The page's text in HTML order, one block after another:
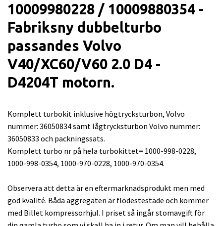
10009980228 / 10009880354 -
Fabriksny dubbelturbo
passandes Volvo
V40/XC60/V60 2.0 D4 -
D4204T motorn.
Komplett turbokit inklusive högtrycksturbon, Volvo
nummer: 36050834 samt lågtrycksturbon Volvo nummer:
36050833 och packningssats.
Komplett turbo nr på hela turbokittet= 1000-998-0228,
1000-998-0354, 1000-970-0228, 1000-970-0354.
Observera att detta är en eftermarknadsprodukt men med
god kvalité. Båda aggregaten är flödestestade och kommer
med Billet kompressorhjul. I priset så ingår stomavgift för